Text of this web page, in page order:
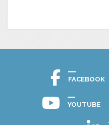
FACEBOOK
YOUTUBE